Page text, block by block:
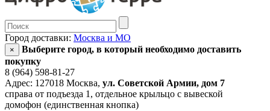
Город доставки: Москва и МО
×
Выберите город, в который необходимо доставить
покупку
8 (964) 598-81-27
Адрес: 127018 Москва, ул. Советской Армии, дом 7
справа от подъезда 1, отдельное крыльцо с вывеской
домофон (единственная кнопка)